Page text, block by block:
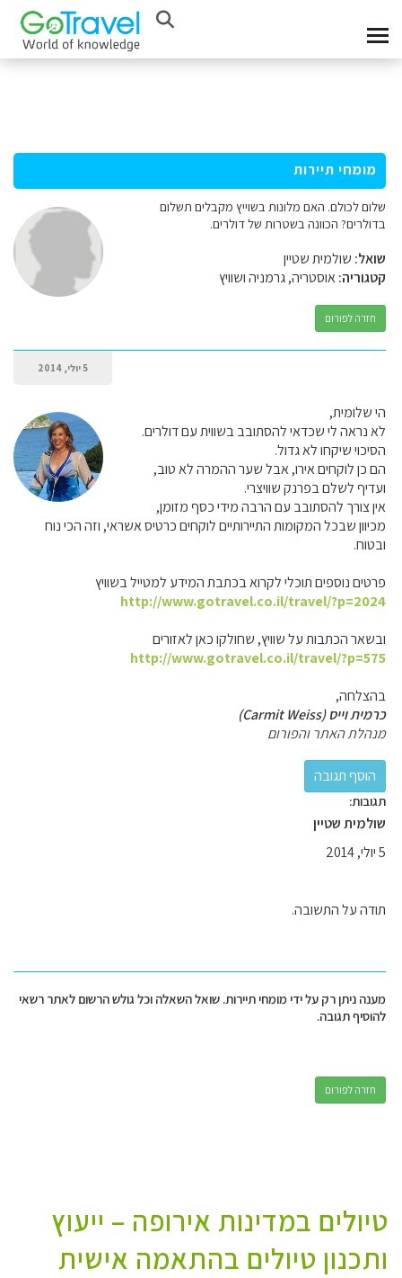
מומחי תיירות
שלום לכולם. האם מלונות בשוייץ מקבלים תשלום
בדולרים? הכוונה בשטרות של דולרים.
שואל: שולמית שטיין
קטגוריה:אוסטריה, גרמניה ושוויץ
חזרה לפורום
5 יולי, 2014
הי שלומית,
לא נראה לי שכדאי להסתובב בשווית עם דולרים.
הסיכוי שיקחו לא גדול.
הם כן לוקחים אירו, אבל שער ההמרה לא טוב,
ועדיף לשלם בפרנק שוויצרי.
אין צורך להסתובב עם הרבה מידי כסף מזומן,
מכיוון שבכל המקומות התיירותיים לוקחים כרטיס אשראי, וזה הכי נוח
ובטוח.
פרטים נוספים תוכלי לקרוא בכתבת המידע למטייל בשוויץ
http://www.gotravel.co.il/travel/?p=2024
ובשאר הכתבות על שוויץ, שחולקו כאן לאזורים
http://www.gotravel.co.il/travel/?p=575
בהצלחה,
כרמית וייס (Carmit Weiss)
מנהלת האתר והפורום
תגובות:
שולמית שטיין
5 יולי, 2014
תודה על התשובה.
מענה ניתן רק על ידי מומחי תיירות. שואל השאלה וכל גולש הרשום לאתר רשאי
להוסיף תגובה.
חזרה לפורום
טיולים במדינות אירופה – ייעוץ
ותכנון טיולים בהתאמה אישית